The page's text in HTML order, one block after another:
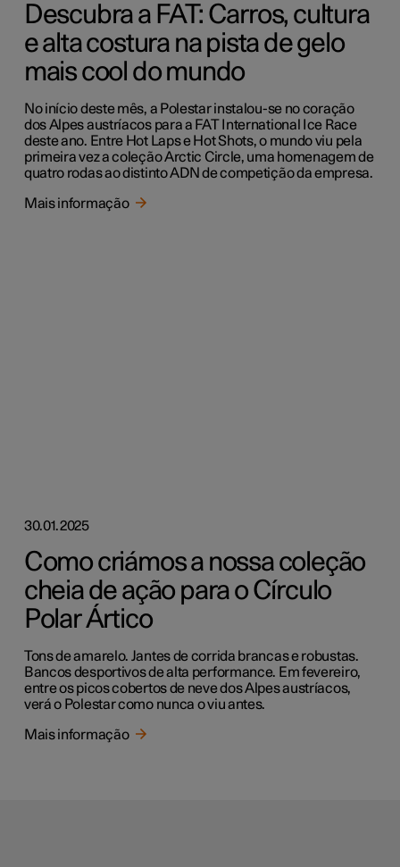
Descubra a FAT: Carros, cultura
e alta costura na pista de gelo
mais cool do mundo
No início deste mês, a Polestar instalou-se no coração
dos Alpes austríacos para a FAT International Ice Race
deste ano. Entre Hot Laps e Hot Shots, o mundo viu pela
primeira vez a coleção Arctic Circle, uma homenagem de
quatro rodas ao distinto ADN de competição da empresa.
Mais informação
30.01.2025
Como criámos a nossa coleção
cheia de ação para o Círculo
Polar Ártico
Tons de amarelo. Jantes de corrida brancas e robustas.
Bancos desportivos de alta performance. Em fevereiro,
entre os picos cobertos de neve dos Alpes austríacos,
verá o Polestar como nunca o viu antes.
Mais informação